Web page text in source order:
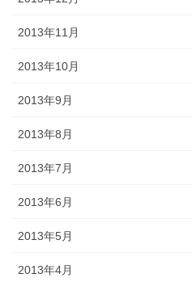
2013年11月
2013年10月
2013年9月
2013年8月
2013年7月
2013年6月
2013年5月
2013年4月